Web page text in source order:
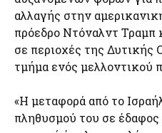
αλλαγής στην
πρόεδρο Ντόναλντ
σε περιοχές της Δυτικής
τμήμα ενός μελλοντικού
«Η μεταφορά από το
πληθυσμού του σε έδαφος